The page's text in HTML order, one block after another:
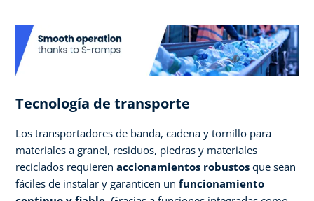
Tecnología de transporte
Los transportadores de banda, cadena y tornillo para
materiales a granel, residuos, piedras y materiales
reciclados requieren accionamientos robustos que sean
fáciles de instalar y garanticen un funcionamiento